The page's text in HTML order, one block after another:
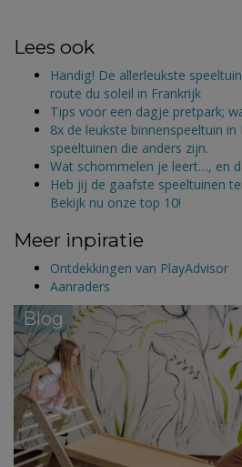
Lees ook
Handig! De allerleukste
route du soleil in Frankrijk
Tips voor een dagje pretpark;
8x de leukste binnenspeeltuin
speeltuinen die anders zijn.
Wat schommelen je leert…, en
Heb jij de gaafste speeltuinen
Bekijk nu onze top 10!
Meer inpiratie
Ontdekkingen van PlayAdvisor
Aanraders
Blog